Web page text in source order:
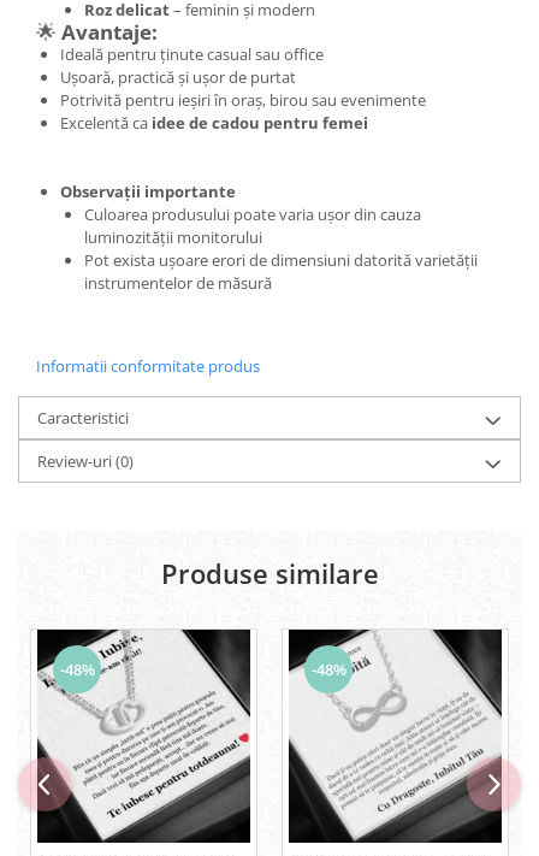
Roz delicat– feminin și modern
🌟 Avantaje:
Ideală pentru ținute casual sau office
Ușoară, practică și ușor de purtat
Potrivită pentru ieșiri în oraș, birou sau evenimente
Excelentă ca idee de cadou pentru femei
Observații importante
Culoarea produsului poate varia ușor din cauza
luminozității monitorului
Pot exista ușoare erori de dimensiuni datorită varietății
instrumentelor de măsură
Informatii conformitate produs
Caracteristici
Review-uri(0)
Produse similare
-48% -48%